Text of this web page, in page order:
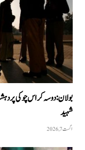
بولان: دوسہ کراس چوکی پر
شہید
اگست 7, 2026